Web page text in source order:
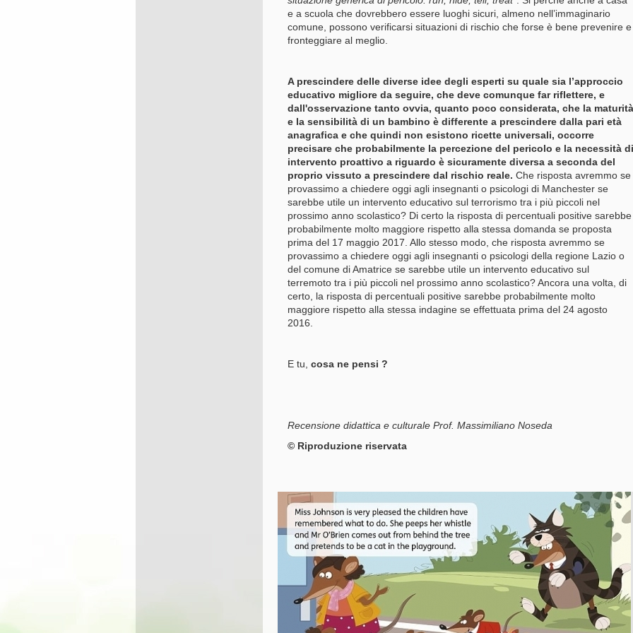
e a scuola che dovrebbero essere luoghi sicuri, almeno nell’immaginario
comune, possono verificarsi situazioni di rischio che forse è bene prevenire e
fronteggiare al meglio.
A prescindere delle diverse idee degli esperti su quale sia l’approccio
educativo migliore da seguire, che deve comunque far riflettere, e
dall'osservazione tanto ovvia, quanto poco considerata, che la maturità
e la sensibilità di un bambino è differente a prescindere dalla pari età
anagrafica e che quindi non esistono ricette universali, occorre
precisare che probabilmente la percezione del pericolo e la necessità di
intervento proattivo a riguardo è sicuramente diversa a seconda del
proprio vissuto a prescindere dal rischio reale. Che risposta avremmo se
provassimo a chiedere oggi agli insegnanti o psicologi di Manchester se
sarebbe utile un intervento educativo sul terrorismo tra i più piccoli nel
prossimo anno scolastico? Di certo la risposta di percentuali positive sarebbe
probabilmente molto maggiore rispetto alla stessa domanda se proposta
prima del 17 maggio 2017. Allo stesso modo, che risposta avremmo se
provassimo a chiedere oggi agli insegnanti o psicologi della regione Lazio o
del comune di Amatrice se sarebbe utile un intervento educativo sul
terremoto tra i più piccoli nel prossimo anno scolastico? Ancora una volta, di
certo, la risposta di percentuali positive sarebbe probabilmente molto
maggiore rispetto alla stessa indagine se effettuata prima del 24 agosto
2016.
E tu, cosa ne pensi ?
Recensione didattica e culturale Prof. Massimiliano Noseda
© Riproduzione riservata